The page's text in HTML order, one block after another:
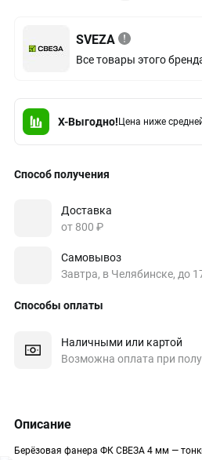
SVEZA
Все товары этого
X-Выгодно! Цена ниже
Способ получения
Доставка
от 800 ₽
Самовывоз
Завтра, в Челябинске, до
Способы оплаты
Наличными или картой
Возможна оплата при
Описание
Берёзовая фанера ФК СВЕЗА 4 мм —